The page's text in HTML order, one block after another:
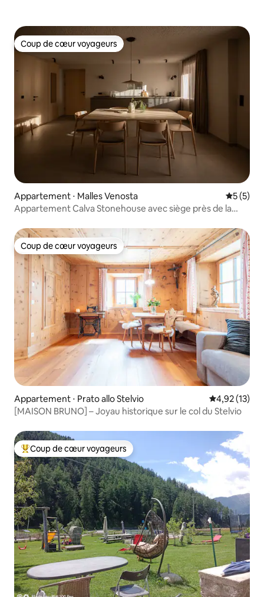
Coup de cœur voyageurs
Coup de cœur voyageurs
Appartement ⋅ Malles Venosta
5 (5)
Appartement Calva Stonehouse avec siège près de la
Coup de cœur voyageurs
Coup de cœur voyageurs
Appartement ⋅ Prato allo Stelvio Évaluation
4,92 (13)
[MAISON BRUNO] – Joyau historique sur le col du Stelvio
Coups de cœur voyageurs les plus appréciés
Coup de cœur voyageurs